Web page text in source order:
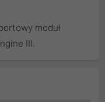
moduł
III.